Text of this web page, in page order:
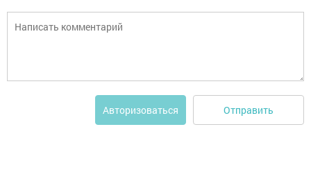
Авторизоваться Отправить